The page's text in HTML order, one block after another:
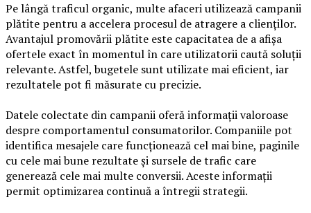
Pe lângă traficul organic, multe afaceri utilizează campanii
plătite pentru a accelera procesul de atragere a clienților.
Avantajul promovării plătite este capacitatea de a afișa
ofertele exact în momentul în care utilizatorii caută soluții
relevante. Astfel, bugetele sunt utilizate mai eficient, iar
rezultatele pot fi măsurate cu precizie.
Datele colectate din campanii oferă informații valoroase
despre comportamentul consumatorilor. Companiile pot
identifica mesajele care funcționează cel mai bine, paginile
cu cele mai bune rezultate și sursele de trafic care
generează cele mai multe conversii. Aceste informații
permit optimizarea continuă a întregii strategii.